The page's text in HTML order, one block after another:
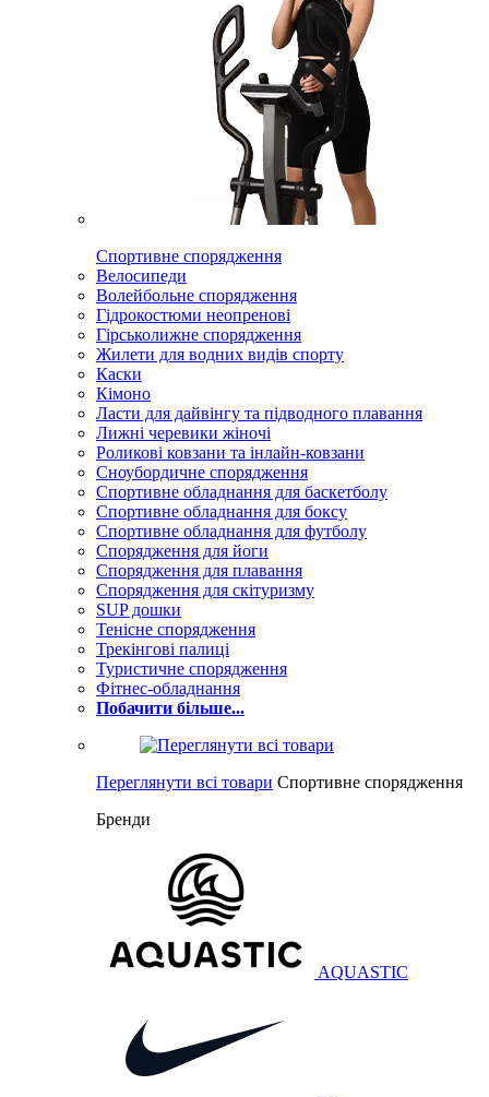
Спортивне спорядження
Велосипеди
Волейбольне спорядження
Гідрокостюми неопренові
Гірськолижне спорядження
Жилети для водних видів спорту
Каски
Кімоно
Ласти для дайвінгу та підводного плавання
Лижні черевики жіночі
Роликові ковзани та інлайн-ковзани
Сноубордичне спорядження
Спортивне обладнання для баскетболу
Спортивне обладнання для боксу
Спортивне обладнання для футболу
Спорядження для йоги
Спорядження для плавання
Спорядження для скітуризму
SUP дошки
Тенісне спорядження
Трекінгові палиці
Туристичне спорядження
Фітнес-обладнання
Побачити більше...
Переглянути всі товари Спортивне спорядження
Бренди
AQUASTIC